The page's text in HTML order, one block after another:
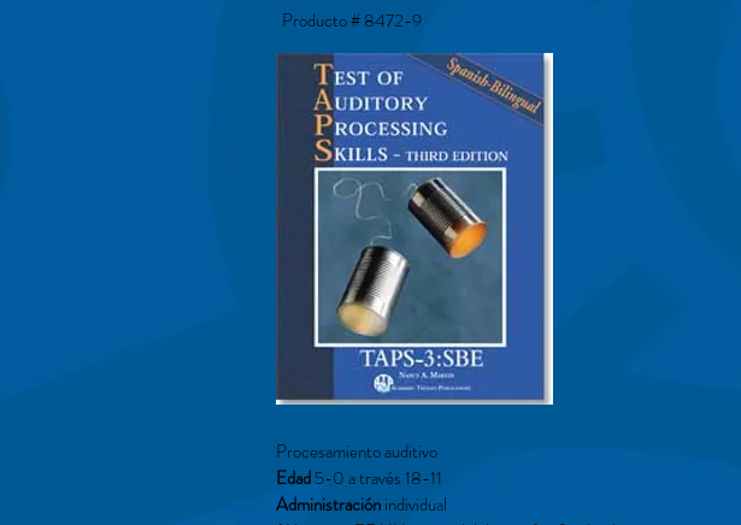
Producto # 8472-9
Procesamiento auditivo
Edad5-0 a través 18-11
Administraciónindividual